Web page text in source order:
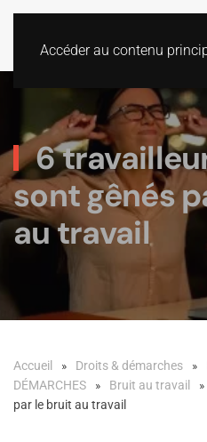
Accéder au contenu
6
sont gênés
au travail
Accueil Droits & démarches
DÉMARCHES
Bruit au travail
par le bruit au travail